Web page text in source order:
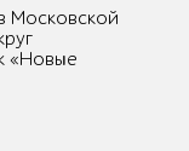
Московской
«Новые